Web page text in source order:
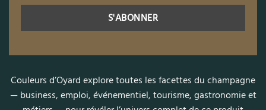
Couleurs d’Oyard explore toutes les facettes du champagne
— business, emploi, événementiel, tourisme, gastronomie et